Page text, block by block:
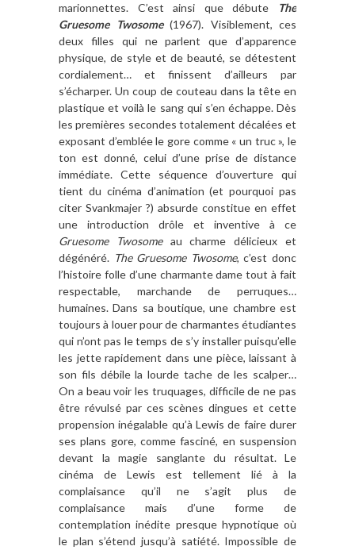
marionnettes. C’est ainsi que débute
The
Gruesome Twosome(1967). Visiblement, ces
deux filles qui ne parlent que d’apparence
physique, de style et de beauté, se détestent
cordialement… et finissent d’ailleurs par
s’écharper. Un coup de couteau dans la tête en
plastique et voilà le sang qui s’en échappe. Dès
les premières secondes totalement décalées et
exposant d’emblée le gore comme « un truc », le
ton est donné, celui d’une prise de distance
immédiate. Cette séquence d’ouverture qui
tient du cinéma d’animation (et pourquoi pas
citer Svankmajer ?) absurde constitue en effet
une introduction drôle et inventive à ce
Gruesome Twosome au charme délicieux et
dégénéré. The Gruesome Twosome, c’est donc
l’histoire folle d’une charmante dame tout à fait
respectable, marchande de perruques…
humaines. Dans sa boutique, une chambre est
toujours à louer pour de charmantes étudiantes
qui n’ont pas le temps de s’y installer puisqu’elle
les jette rapidement dans une pièce, laissant à
son fils débile la lourde tache de les scalper…
On a beau voir les truquages, difficile de ne pas
être révulsé par ces scènes dingues et cette
propension inégalable qu’à Lewis de faire durer
ses plans gore, comme fasciné, en suspension
devant la magie sanglante du résultat. Le
cinéma de Lewis est tellement lié à la
complaisance qu’il ne s’agit plus de
complaisance mais d’une forme de
contemplation inédite presque hypnotique où
le plan s’étend jusqu’à satiété. Impossible de